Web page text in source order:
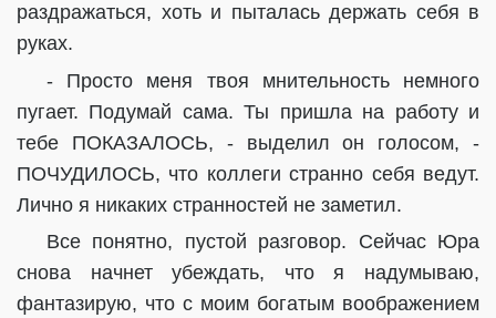
раздражаться, хоть и пыталась держать себя в
руках.
- Просто меня твоя мнительность немного
пугает. Подумай сама. Ты пришла на работу и
тебе ПОКАЗАЛОСЬ, - выделил он голосом, -
ПОЧУДИЛОСЬ, что коллеги странно себя ведут.
Лично я никаких странностей не заметил.
Все понятно, пустой разговор. Сейчас Юра
снова начнет убеждать, что я надумываю,
фантазирую, что с моим богатым воображением